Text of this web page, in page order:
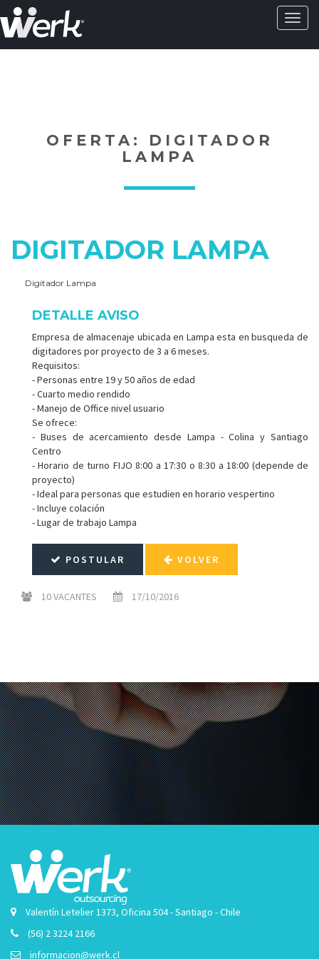
OFERTA: DIGITADOR
LAMPA
DIGITADOR LAMPA
Digitador Lampa
DETALLE AVISO
Empresa de almacenaje ubicada en Lampa esta en busqueda de
digitadores por proyecto de 3 a 6 meses.
Requisitos:
- Personas entre 19 y 50 años de edad
- Cuarto medio rendido
- Manejo de Office nivel usuario
Se ofrece:
- Buses de acercamiento desde Lampa - Colina y Santiago
Centro
- Horario de turno FIJO 8:00 a 17:30 o 8:30 a 18:00 (depende de
proyecto)
- Ideal para personas que estudien en horario vespertino
- Incluye colación
- Lugar de trabajo Lampa
POSTULAR VOLVER
10 VACANTES 17/10/2016
Valentín Letelier 1373, Oficina 504 - Santiago - Chile
(56) 2 3224 2166
informacion@werk.cl